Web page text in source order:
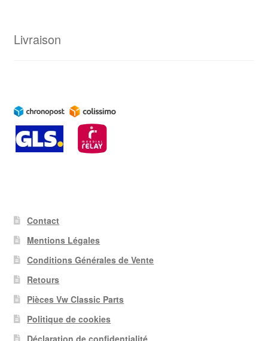
Livraison
Contact
Mentions Légales
Conditions Générales de Vente
Retours
Pièces Vw Classic Parts
Politique de cookies
Déclaration de confidentialité